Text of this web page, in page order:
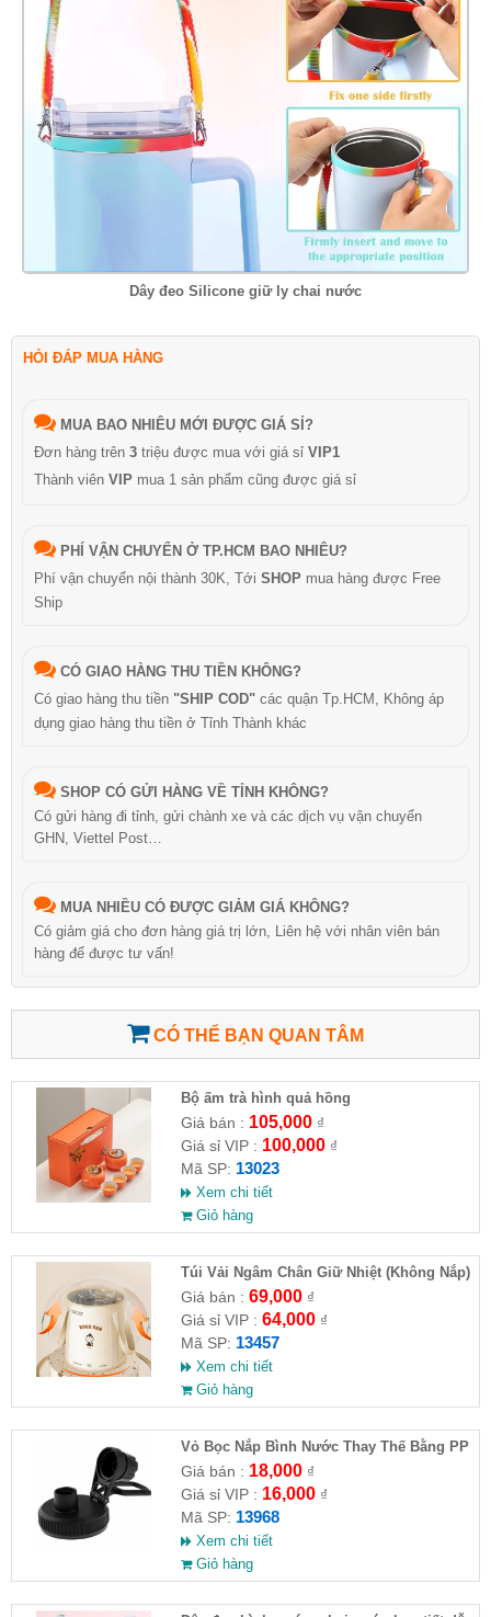
Dây đeo Silicone giữ ly chai nước
HỎI ĐÁP MUA HÀNG
MUA BAO NHIÊU MỚI ĐƯỢC GIÁ SỈ?
Đơn hàng trên 3 triệu được mua với giá sỉ VIP1
Thành viên VIP mua 1 sản phẩm cũng được giá sỉ
PHÍ VẬN CHUYỂN Ở TP.HCM BAO NHIÊU?
Phí vận chuyển nội thành 30K, Tới SHOP mua hàng được Free
Ship
CÓ GIAO HÀNG THU TIỀN KHÔNG?
Có giao hàng thu tiền "SHIP COD" các quận Tp.HCM, Không áp
dụng giao hàng thu tiền ở Tỉnh Thành khác
SHOP CÓ GỬI HÀNG VỀ TỈNH KHÔNG?
Có gửi hàng đi tỉnh, gửi chành xe và các dịch vụ vận chuyển
GHN, Viettel Post…
MUA NHIỀU CÓ ĐƯỢC GIẢM GIÁ KHÔNG?
Có giảm giá cho đơn hàng giá trị lớn, Liên hệ với nhân viên bán
hàng để được tư vấn!
CÓ THỂ BẠN QUAN TÂM
Bộ ấm trà hình quả hồng
Giá bán : 105,000₫
Giá sỉ VIP : 100,000₫
Mã SP: 13023
Xem chi tiết
Giỏ hàng
Túi Vải Ngâm Chân Giữ Nhiệt (Không Nắp)
Giá bán : 69,000₫
Giá sỉ VIP : 64,000₫
Mã SP: 13457
Xem chi tiết
Giỏ hàng
Vỏ Bọc Nắp Bình Nước Thay Thế Bằng PP
Cho Xe Hơi
Giá bán : 18,000₫
Giá sỉ VIP : 16,000₫
Mã SP: 13968
Xem chi tiết
Giỏ hàng